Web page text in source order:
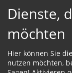
1. Benefiz-
Dienste,
möchten
Hier können Sie
nutzen möchten,